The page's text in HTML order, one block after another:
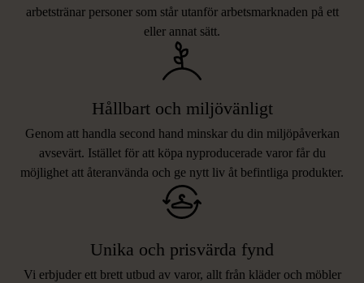
arbetstränar personer som står utanför arbetsmarknaden på ett
eller annat sätt.
Hållbart och miljövänligt
Genom att handla second hand minskar du din miljöpåverkan
avsevärt. Istället för att köpa nyproducerade varor får du
möjlighet att återanvända och ge nytt liv åt befintliga produkter.
Unika och prisvärda fynd
Vi erbjuder ett brett utbud av varor, allt från kläder och möbler